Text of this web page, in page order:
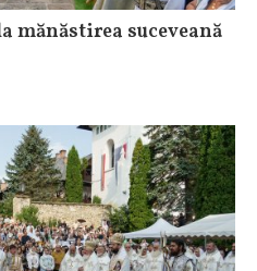
mănăstirea suceveană